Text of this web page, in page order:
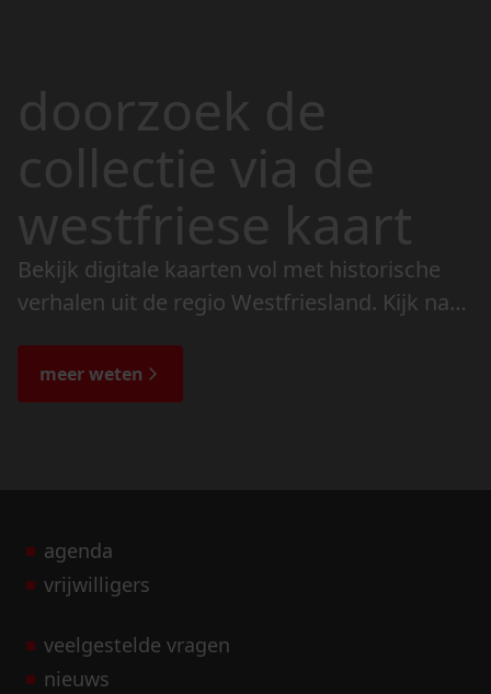
doorzoek de
collectie via de
westfriese kaart
Bekijk digitale kaarten vol met historische
verhalen uit de regio Westfriesland. Kijk naar
de bijzondere verhalen.
meer weten
agenda
vrijwilligers
veelgestelde vragen
nieuws